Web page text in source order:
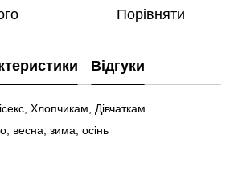
Порівняти
Відгуки
Хлопчикам, Дівчаткам
весна, зима, осінь